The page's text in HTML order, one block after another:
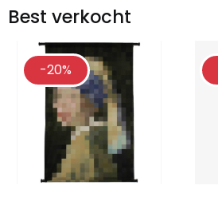
Best verkocht
-20%